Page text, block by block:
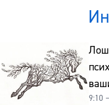
9:10